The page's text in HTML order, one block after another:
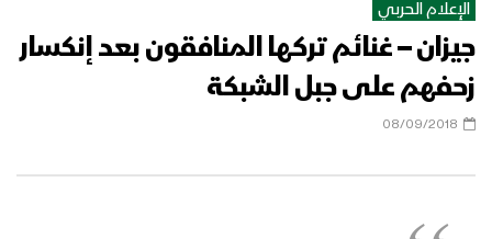
الإعلام الحربي
جيزان – غنائم تركها المنافقون بعد إنكسار
زحفهم على جبل الشبكة
08/09/2018